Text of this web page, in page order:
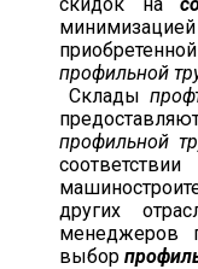
профильной
Склады
профильной
других
менеджеров
выбор